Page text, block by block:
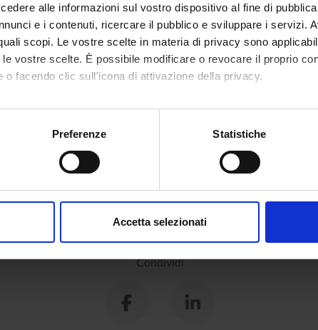
alle informazioni sul vostro dispositivo al fine di
e i contenuti, ricercare il pubblico e sviluppare i servizi.
scopi. Le vostre scelte in materia di privacy sono
vostre scelte. È possibile modificare o revocare il proprio
o facendo clic sull'icona di attivazione della privacy.
anche:
sulla tua posizione geografica, con un'approssimazione di
in qualsiasi momento dalla Dichiarazione sui cookie.
e social media, i quali potrebbero combinarle con altre
Preferenze Statistiche
Accetta selezionati
Condividi